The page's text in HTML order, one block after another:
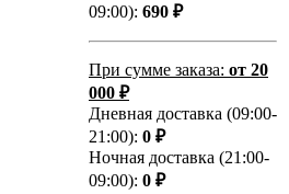
09:00): 690 ₽
При сумме заказа: от 20
000 ₽
Дневная доставка (09:00-
21:00): 0 ₽
Ночная доставка (21:00-
09:00): 0 ₽